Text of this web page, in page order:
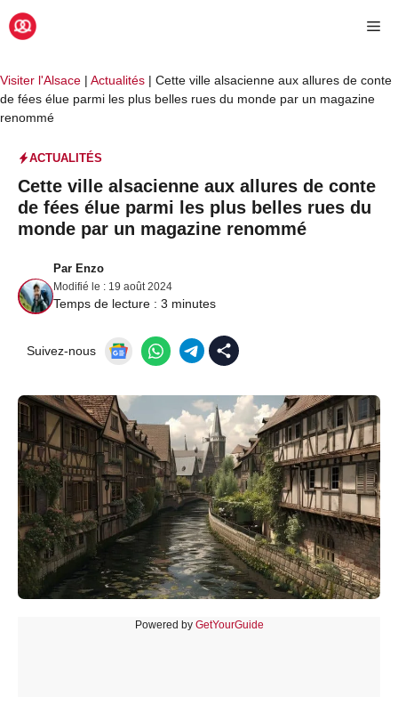
Aller
au
Visiter l'Alsace | Actualités | Cette ville alsacienne aux allures de conte
de fées élue parmi les plus belles rues du monde par un magazine
renommé
ACTUALITÉS
Cette ville alsacienne aux allures de conte
de fées élue parmi les plus belles rues du
monde par un magazine renommé
Par Enzo
Modifié le : 19 août 2024
Temps de lecture : 3 minutes
Suivez-nous
Powered by GetYourGuide